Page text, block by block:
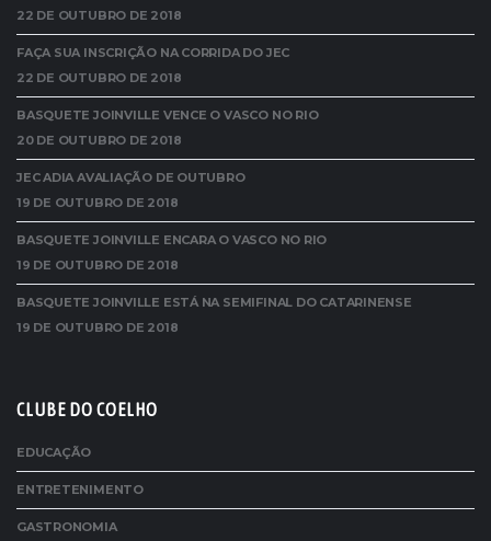
22 DE OUTUBRO DE 2018
FAÇA SUA INSCRIÇÃO NA CORRIDA DO JEC
22 DE OUTUBRO DE 2018
BASQUETE JOINVILLE VENCE O VASCO NO RIO
20 DE OUTUBRO DE 2018
JEC ADIA AVALIAÇÃO DE OUTUBRO
19 DE OUTUBRO DE 2018
BASQUETE JOINVILLE ENCARA O VASCO NO RIO
19 DE OUTUBRO DE 2018
BASQUETE JOINVILLE ESTÁ NA SEMIFINAL DO CATARINENSE
19 DE OUTUBRO DE 2018
CLUBE DO COELHO
EDUCAÇÃO
ENTRETENIMENTO
GASTRONOMIA